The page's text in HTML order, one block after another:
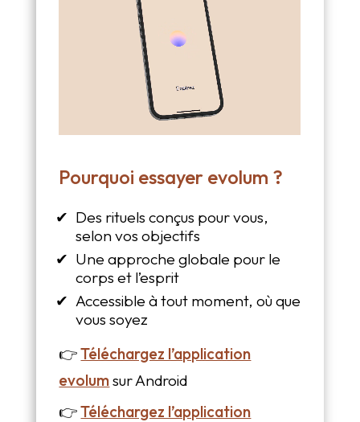
Pourquoi essayer evolum ?
Des rituels conçus pour vous,
selon vos objectifs
Une approche globale pour le
corps et l’esprit
Accessible à tout moment, où que
vous soyez
👉Téléchargez l’application
evolumsur Android
👉Téléchargez l’application